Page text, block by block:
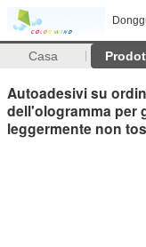
Casa
Autoadesivi su
dell'ologramma per
leggermente non